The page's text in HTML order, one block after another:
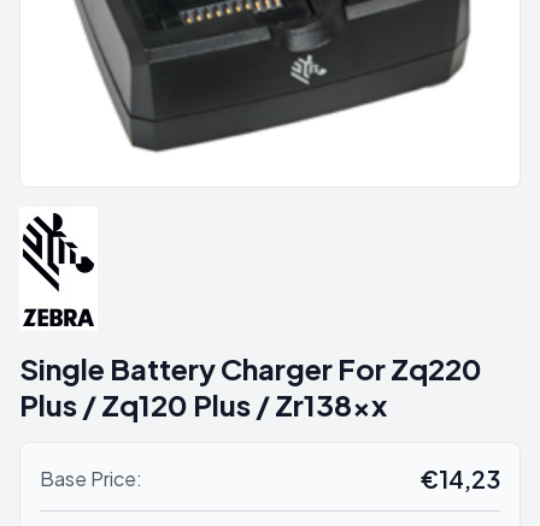
Single Battery Charger For Zq220
Plus / Zq120 Plus / Zr138xx
Base Price: €14,23